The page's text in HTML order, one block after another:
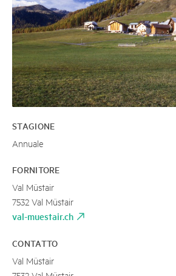
STAGIONE
Annuale
FORNITORE
Val Müstair
7532 Val Müstair
val-muestair.ch
CONTATTO
Val Müstair